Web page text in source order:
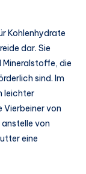
Kohlenhydrate
dar. Sie
die
sind. Im
leichter
von
von
eine